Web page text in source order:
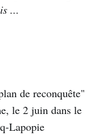
...
de reconquête"
le 2 juin dans le
Lapopie